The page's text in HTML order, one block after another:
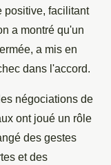
positive, facilitant
a montré qu'un
a mis en
dans l'accord.
négociations de
ont joué un rôle
des gestes
et des